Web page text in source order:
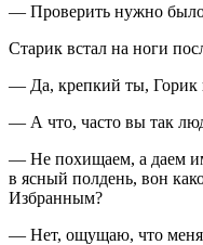
— Проверить нужно
Старик встал на ноги
— Да, крепкий ты, Горик
— А что, часто вы так
— Не похищаем, а даем им
в ясный полдень, вон
Избранным?
— Нет, ощущаю, что меня